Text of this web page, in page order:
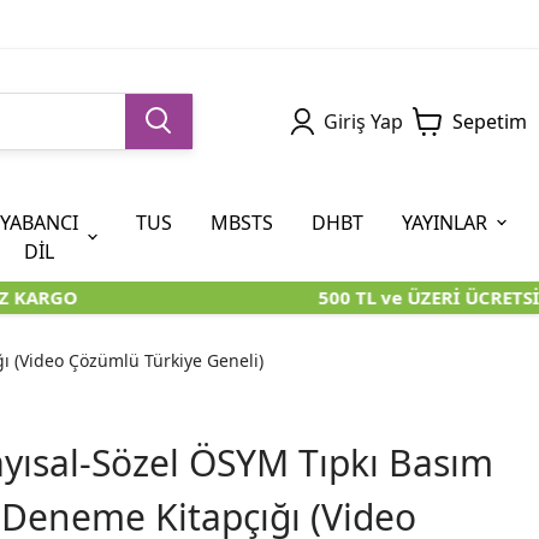
Giriş Yap Sepetim
KİTAPLARI
AYT
KARA KUTU KİTAPLARI
KİTAPLARI
ÖABT
ÖZGÜN ÜRÜNLER
5. SINIF (İOKBS)
KARA KUTU KİTAPLARI
YABANCI
DİL
TUS MBSTS DHBT YAYINLAR
500 TL ve ÜZERİ ÜCRETSİZ
(Video Çözümlü Türkiye Geneli)
Sözel ÖSYM Tıpkı Basım
Kitapçığı (Video